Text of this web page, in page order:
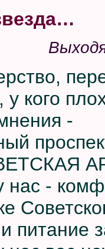
кого
-
нас -
питание